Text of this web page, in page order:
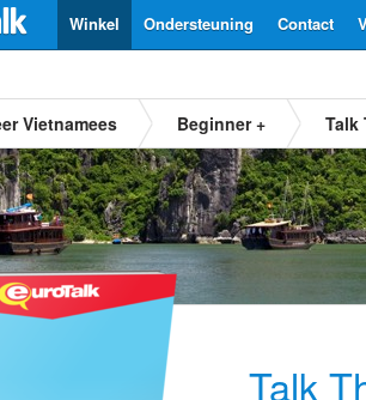
Contact
Ondersteuning
Winkel
Vietnamees Beginner + Talk
Talk